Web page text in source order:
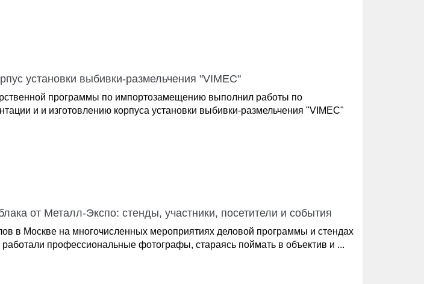
установки выбивки-размельчения "VIMEC"
программы по импортозамещению выполнил работы по
и и изготовлению корпуса установки выбивки-размельчения "VIMEC"
от Металл-Экспо: стенды, участники, посетители и события
в Москве на многочисленных мероприятиях деловой программы и стендах
профессиональные фотографы, стараясь поймать в объектив и ...